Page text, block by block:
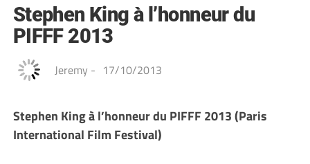
Stephen King à l’honneur du
PIFFF 2013
Jeremy - 17/10/2013
Stephen King à l’honneur du PIFFF 2013 (Paris
International Film Festival)